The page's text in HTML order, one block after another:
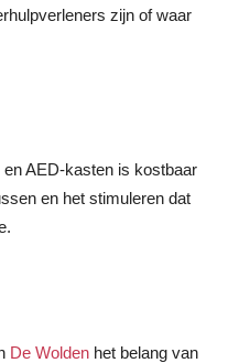
zijn of waar
en AED-kasten is kostbaar
en het stimuleren dat
De Wolden het belang van